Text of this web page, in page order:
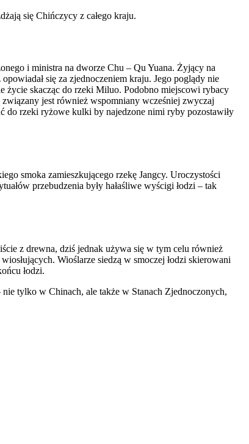
się Chińczycy z całego kraju.
i ministra na dworze Chu – Qu Yuana. Żyjący na
się za zjednoczeniem kraju. Jego poglądy nie
życie skacząc do rzeki Miluo. Podobno miejscowi rybacy
jest również wspomniany wcześniej zwyczaj
do rzeki ryżowe kulki by najedzone nimi ryby pozostawiły
smoka zamieszkującego rzekę Jangcy. Uroczystości
przebudzenia były hałaśliwe wyścigi łodzi – tak
z drewna, dziś jednak używa się w tym celu również
Wioślarze siedzą w smoczej łodzi skierowani
łodzi.
tylko w Chinach, ale także w Stanach Zjednoczonych,